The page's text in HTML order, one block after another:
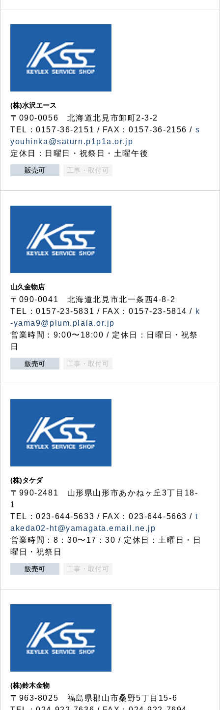
(株)水沢エース
〒090-0056 北海道北見市卸町2-3-2
TEL：0157-36-2151 / FAX：0157-36-2156 / s
youhinka@saturn.p1p1a.or.jp
定休日：日曜日・祝祭日・土曜午後
販売可 工事・取付可
山久金物店
〒090-0041 北海道北見市北一条西4-8-2
TEL：0157-23-5831 / FAX：0157-23-5814 / k
-yama9@plum.plala.or.jp
営業時間：9:00〜18:00 / 定休日：日曜日・祝祭
日
販売可 工事・取付可
(株)タケダ
〒990-2481 山形県山形市あかねヶ丘3丁目18-
1
TEL：023-644-5633 / FAX：023-644-5663 / t
akeda02-ht@yamagata.email.ne.jp
営業時間：8：30〜17：30 / 定休日：土曜日・日
曜日・祝祭日
販売可 工事・取付可
(株)鈴木金物
〒963-8025 福島県郡山市桑野5丁目15-6